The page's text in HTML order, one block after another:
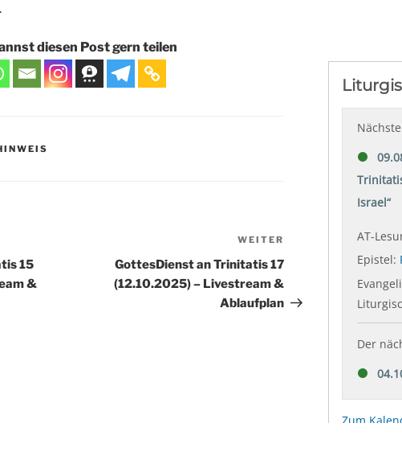
diesen Post gern teilen
15
&
Beitrag
WEITER
GottesDienst an Trinitatis 17
(12.10.2025) – Livestream &
Ablaufplan